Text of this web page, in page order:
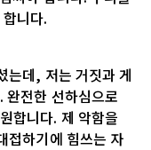
니다.
는데, 저는 거짓과 게
완전한 선하심으로
합니다. 제 악함을
접하기에 힘쓰는 자